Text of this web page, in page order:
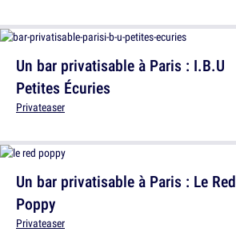
Un bar privatisable à Paris : I.B.U
Petites Écuries
Privateaser
Un bar privatisable à Paris : Le Red
Poppy
Privateaser